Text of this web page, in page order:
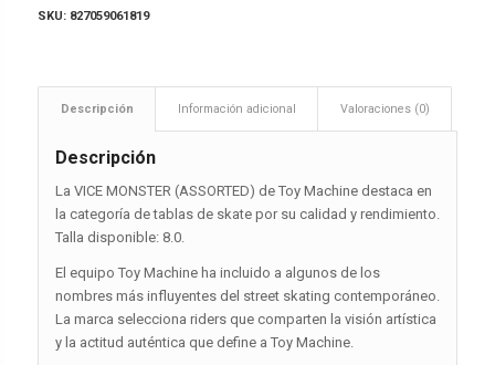
SKU: 827059061819
Descripción Información adicional Valoraciones (0)
Descripción
La VICE MONSTER (ASSORTED) de Toy Machine destaca en
la categoría de tablas de skate por su calidad y rendimiento.
Talla disponible: 8.0.
El equipo Toy Machine ha incluido a algunos de los
nombres más influyentes del street skating contemporáneo.
La marca selecciona riders que comparten la visión artística
y la actitud auténtica que define a Toy Machine.